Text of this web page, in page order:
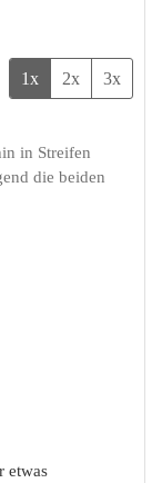
1x 2x 3x
in Streifen
die beiden
etwas